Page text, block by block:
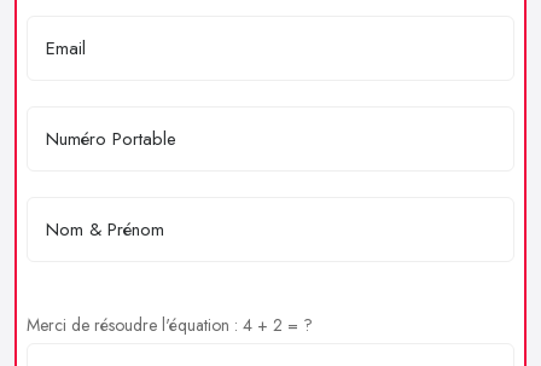
Merci de résoudre l'équation : 4 + 2 = ?